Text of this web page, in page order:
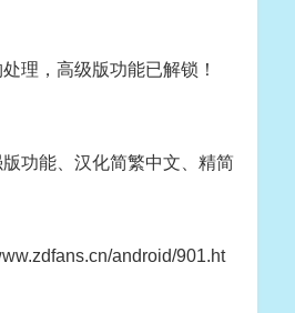
理， 高级版功能已解锁！
功能、汉化简繁中文、精简
android/901.ht